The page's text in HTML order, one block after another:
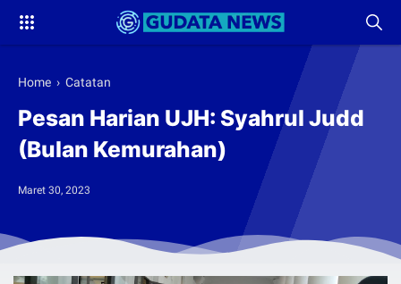
Home › Catatan
Pesan Harian UJH: Syahrul Judd
(Bulan Kemurahan)
Maret 30, 2023